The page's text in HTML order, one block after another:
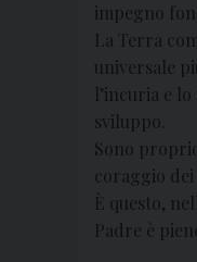
impegno
La Terra
universale
l’incuria e
sviluppo.
Sono
coraggio
È questo,
Padre è